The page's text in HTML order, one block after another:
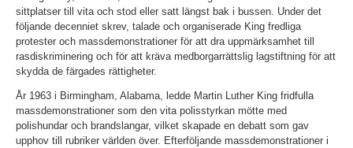
sittplatser till vita och stod eller satt längst bak i bussen. Under det
följande decenniet skrev, talade och organiserade King fredliga
protester och massdemonstrationer för att dra uppmärksamhet till
rasdiskriminering och för att kräva medborgarrättslig lagstiftning för att
skydda de färgades rättigheter.
År 1963 i Birmingham, Alabama, ledde Martin Luther King fridfulla
massdemonstrationer som den vita polisstyrkan mötte med
polishundar och brandslangar, vilket skapade en debatt som gav
upphov till rubriker världen över. Efterföljande massdemonstrationer i